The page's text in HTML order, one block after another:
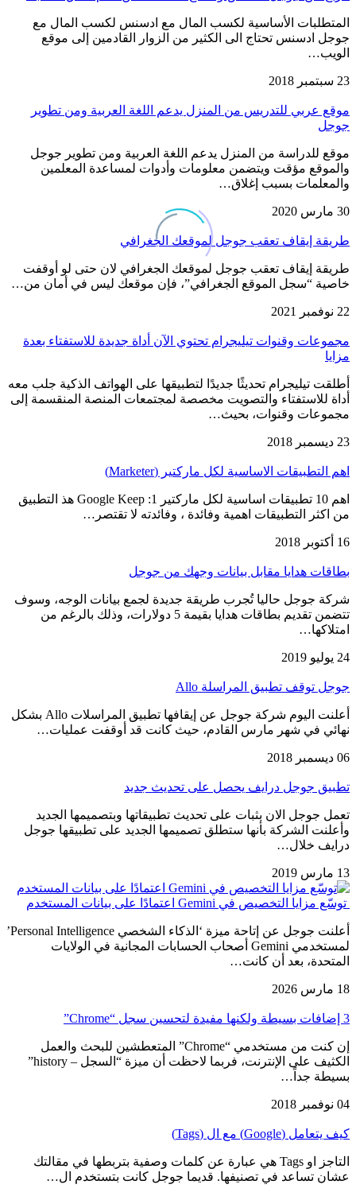
المتطلبات الأساسية لكسب المال مع ادسنس لكسب المال مع
جوجل ادسنس تحتاج الى الكثير من الزوار القادمين إلى موقع
الويب…
23 سبتمبر 2018
موقع عربي للتدريس من المنزل يدعم اللغة العربية ومن تطوير
جوجل
موقع للدراسة من المنزل يدعم اللغة العربية ومن تطوير جوجل
والموقع مؤقت ويتضمن معلومات وأدوات لمساعدة المعلمين
والمعلمات بسبب إغلاق…
30 مارس 2020
طريقة إيقاف تعقب جوجل لموقعك الجغرافي
طريقة إيقاف تعقب جوجل لموقعك الجغرافي لان حتى لو أوقفت
خاصية “سجل الموقع الجغرافي”، فإن موقعك ليس في أمان من…
22 نوفمبر 2021
مجموعات وقنوات تيليجرام تحتوي الآن أداة جديدة للاستفتاء بعدة
مزايا
أطلقت تيليجرام تحديثًا جديدًا لتطبيقها على الهواتف الذكية جلب معه
أداة للاستفتاء والتصويت مخصصة لمجتمعات المنصة المنقسمة إلى
مجموعات وقنوات، بحيث…
23 ديسمبر 2018
اهم التطبيقات الاساسية لكل ماركتير (Marketer)
اهم 10 تطبيقات اساسية لكل ماركتير Google Keep :1 هذ التطبيق
من اكثر التطبيقات اهمية وفائدة ، وفائدته لا تقتصر…
16 أكتوبر 2018
بطاقات هدايا مقابل بيانات وجهك من جوجل
شركة جوجل حاليا تُجرب طريقة جديدة لجمع بيانات الوجه، وسوف
تتضمن تقديم بطاقات هدايا بقيمة 5 دولارات، وذلك بالرغم من
امتلاكها…
24 يوليو 2019
جوجل توقف تطبيق المراسلة Allo
أعلنت اليوم شركة جوجل عن إيقافها تطبيق المراسلات Allo بشكل
نهائي في شهر مارس القادم، حيث كانت قد أوقفت عمليات…
06 ديسمبر 2018
تطبيق جوجل درايف يحصل على تحديث جديد
تعمل جوجل الان بثبات على تحديث تطبيقاتها وبتصميمها الجديد
وأعلنت الشركة بأنها ستطلق تصميمها الجديد على تطبيقها جوجل
درايف خلال…
13 مارس 2019
توسّع مزايا التخصيص في Gemini اعتمادًا على بيانات المستخدم
أعلنت جوجل عن إتاحة ميزة ‘الذكاء الشخصي Personal Intelligence’
لمستخدمي Gemini أصحاب الحسابات المجانية في الولايات
المتحدة، بعد أن كانت…
18 مارس 2026
3 إضافات بسيطة ولكنها مفيدة لتحسين سجل “Chrome”
إن كنت من مستخدمي “Chrome” المتعطشين للبحث والعمل
الكثيف على الإنترنت، فربما لاحظت أن ميزة “السجل – history”
بسيطة جداً…
04 نوفمبر 2018
كيف يتعامل (Google) مع ال (Tags)
التاجز او Tags هي عبارة عن كلمات وصفية بتربطها في مقالتك
عشان تساعد في تصنيفها. قديما جوجل كانت بتستخدم ال…